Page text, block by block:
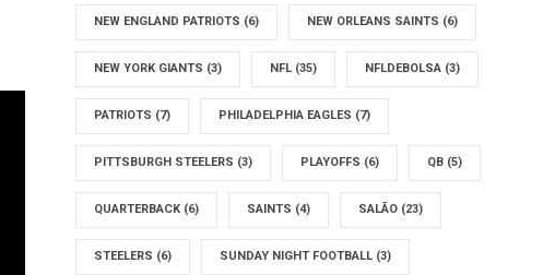
NEW ENGLAND PATRIOTS (6) NEW ORLEANS SAINTS (6)
NEW YORK GIANTS (3) NFL (35) NFLDEBOLSA (3)
PATRIOTS (7) PHILADELPHIA EAGLES (7)
PITTSBURGH STEELERS (3) PLAYOFFS (6) QB (5)
QUARTERBACK (6) SAINTS (4) SALÃO (23)
STEELERS (6) SUNDAY NIGHT FOOTBALL (3)